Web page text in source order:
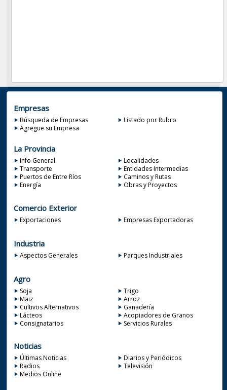
Empresas
Búsqueda de Empresas
Listado por Rubro
Agregue su Empresa
La Provincia
Info General
Localidades
Transporte
Entidades Intermedias
Puertos de Entre Ríos
Caminos y Rutas
Energía
Obras y Proyectos
Comercio Exterior
Exportaciones Empresas Exportadoras
Industria
Aspectos Generales Parques Industriales
Agro
Soja
Trigo
Maiz
Arroz
Cultivos Alternativos
Ganadería
Lácteos
Acopiadores de Granos
Consignatarios
Servicios Rurales
Noticias
Últimas Noticias
Diarios y Periódicos
Radios
Televisión
Medios Online